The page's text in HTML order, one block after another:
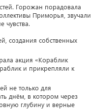
Горожан порадовала
Приморья, звучали
чувства.
создания собственных
акция «Кораблик
и прикрепляли к
не только для
днём, в котором через
глубину и верные